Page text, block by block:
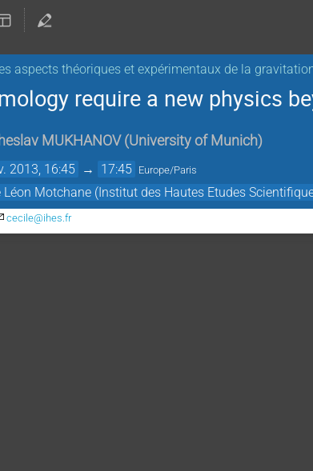
aspects théoriques et expérimentaux de la
require a new physics
MUKHANOV (University of Munich)
2013, 16:45 → 17:45 Europe/Paris
Motchane (Institut des Hautes Etudes
cecile@ihes.fr